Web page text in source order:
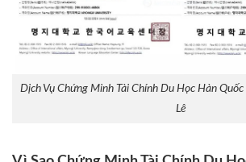
Dịch Vụ Chứng Minh Tài Chính Du Học Hàn Quốc
Lê